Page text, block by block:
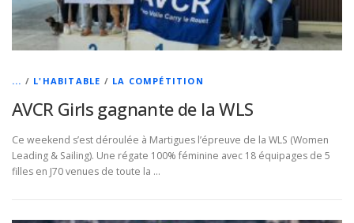
... / L'HABITABLE / LA COMPÉTITION
AVCR Girls gagnante de la WLS
Ce weekend s’est déroulée à Martigues l’épreuve de la WLS (Women
Leading & Sailing). Une régate 100% féminine avec 18 équipages de 5
filles en J70 venues de toute la …